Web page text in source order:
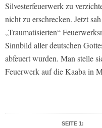
Silvesterfeuerwerk zu
nicht zu erschrecken. Jetzt
„Traumatisierten“
Sinnbild aller deutschen
abfeuert wurden. Man stelle
Feuerwerk auf die Kaaba in
SEITE 1: